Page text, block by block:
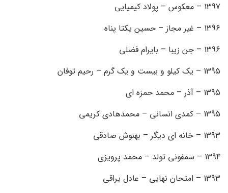
1397 – معکوس – پولاد کیمیایی
1396 – غیر مجاز – حسین یکتا پناه
1396 – جن زیبا – بایرام فضلی
1395 – یک کیلو و بیست و یک گرم – رحیم توفان
1395 – آذر – محمد حمزه ای
1395 – کمدی انسانی – محمدهادی کریمی
1393 – خانه ای دیگر – بهنوش صادقی
1394 – سمفونی تولد – محمد پرویزی
1393 – امتحان نهایی – عادل یراقی